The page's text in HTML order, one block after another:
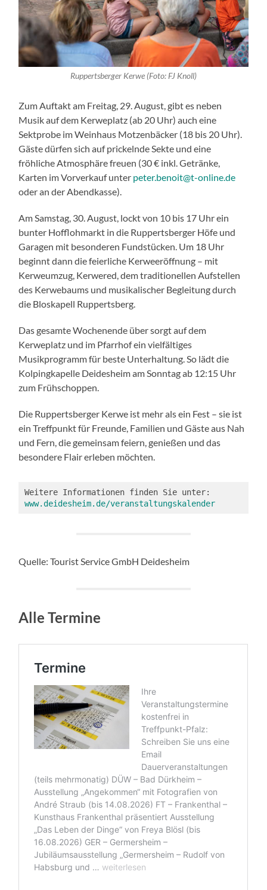
Ruppertsberger Kerwe (Foto: FJ Knoll)
Zum Auftakt am Freitag, 29. August, gibt es neben
Musik auf dem Kerweplatz (ab 20 Uhr) auch eine
Sektprobe im Weinhaus Motzenbäcker (18 bis 20 Uhr).
Gäste dürfen sich auf prickelnde Sekte und eine
fröhliche Atmosphäre freuen (30 € inkl. Getränke,
Karten im Vorverkauf unter peter.benoit@t-online.de
oder an der Abendkasse).
Am Samstag, 30. August, lockt von 10 bis 17 Uhr ein
bunter Hofflohmarkt in die Ruppertsberger Höfe und
Garagen mit besonderen Fundstücken. Um 18 Uhr
beginnt dann die feierliche Kerweeröffnung – mit
Kerweumzug, Kerwered, dem traditionellen Aufstellen
des Kerwebaums und musikalischer Begleitung durch
die Bloskapell Ruppertsberg.
Das gesamte Wochenende über sorgt auf dem
Kerweplatz und im Pfarrhof ein vielfältiges
Musikprogramm für beste Unterhaltung. So lädt die
Kolpingkapelle Deidesheim am Sonntag ab 12:15 Uhr
zum Frühschoppen.
Die Ruppertsberger Kerwe ist mehr als ein Fest – sie ist
ein Treffpunkt für Freunde, Familien und Gäste aus Nah
und Fern, die gemeinsam feiern, genießen und das
besondere Flair erleben möchten.
www.deidesheim.de/veranstaltungskalender
Quelle: Tourist Service GmbH Deidesheim
Alle Termine